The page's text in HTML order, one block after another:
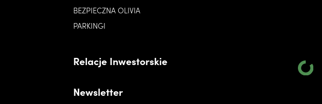
BEZPIECZNA OLIVIA
PARKINGI
Relacje Inwestorskie
Newsletter